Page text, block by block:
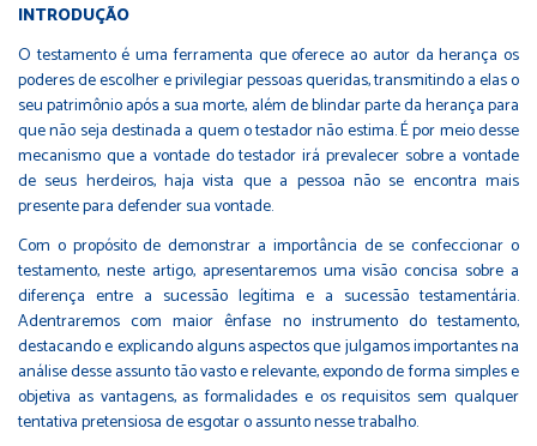
INTRODUÇÃO
O testamento é uma ferramenta que oferece ao autor da herança os
poderes de escolher e privilegiar pessoas queridas, transmitindo a elas o
seu patrimônio após a sua morte, além de blindar parte da herança para
que não seja destinada a quem o testador não estima. É por meio desse
mecanismo que a vontade do testador irá prevalecer sobre a vontade
de seus herdeiros, haja vista que a pessoa não se encontra mais
presente para defender sua vontade.
Com o propósito de demonstrar a importância de se confeccionar o
testamento, neste artigo, apresentaremos uma visão concisa sobre a
diferença entre a sucessão legítima e a sucessão testamentária.
Adentraremos com maior ênfase no instrumento do testamento,
destacando e explicando alguns aspectos que julgamos importantes na
análise desse assunto tão vasto e relevante, expondo de forma simples e
objetiva as vantagens, as formalidades e os requisitos sem qualquer
tentativa pretensiosa de esgotar o assunto nesse trabalho.